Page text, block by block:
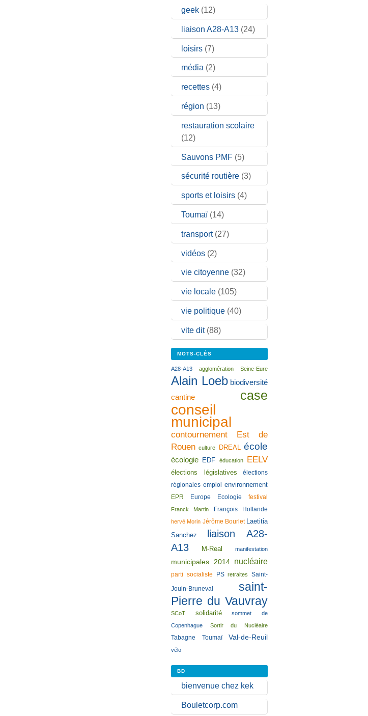
geek (12)
liaison A28-A13 (24)
loisirs (7)
média (2)
recettes (4)
région (13)
restauration scolaire
(12)
Sauvons PMF (5)
sécurité routière (3)
sports et loisirs (4)
Toumaï(14)
transport(27)
vidéos (2)
vie citoyenne (32)
vie locale (105)
vie politique (40)
vite dit(88)
MOTS-CLÉS
A28-A13 agglomération Seine-Eure
Alain Loeb biodiversité
cantine
case
conseil
municipal
contournement Est de
Rouen culture DREAL école
écologie EDF éducation EELV
élections législatives
élections
régionales emploi environnement
EPR Europe Ecologie festival
Franck Martin François Hollande
hervé Morin Jérôme Bourlet Laetitia
Sanchez
liaison A28-
A13
M-Real manifestation
municipales 2014 nucléaire
parti socialiste PS retraites Saint-
Jouin-Bruneval
saint-
Pierre du Vauvray
SCoT solidarité
sommet de
Copenhague
Sortir du Nucléaire
Tabagne Toumaï Val-de-Reuil
vélo
BD
bienvenue chez kek
Bouletcorp.com